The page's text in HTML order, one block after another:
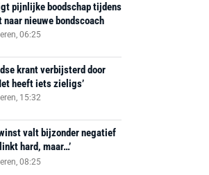
pijnlijke boodschap tijdens
nieuwe bondscoach
06:25
krant verbijsterd door
heeft iets zieligs’
15:32
valt bijzonder negatief
hard, maar…’
08:25